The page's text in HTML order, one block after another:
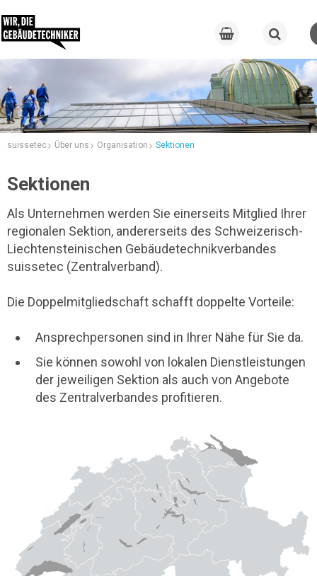
suissetec Über uns Organisation Sektionen
Sektionen
Als Unternehmen werden Sie einerseits Mitglied Ihrer
regionalen Sektion, andererseits des Schweizerisch-
Liechtensteinischen Gebäudetechnikverbandes
suissetec (Zentralverband).
Die Doppelmitgliedschaft schafft doppelte Vorteile:
Ansprechpersonen sind in Ihrer Nähe für Sie da.
Sie können sowohl von lokalen Dienstleistungen
der jeweiligen Sektion als auch von Angebote
des Zentralverbandes profitieren.